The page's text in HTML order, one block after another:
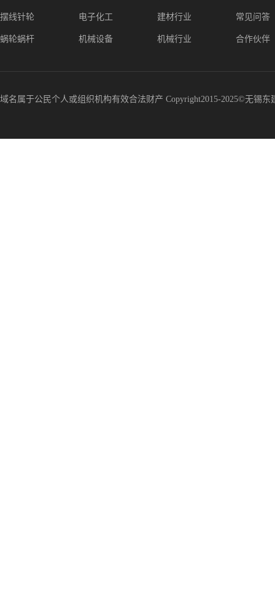
摆线针轮
蜗轮蜗杆
电子化工
机械设备
建材行业
机械行业
常见问答
合作伙伴
域名属于公民个人或组织机构有效合法财产 Copyright2015-2025©无锡